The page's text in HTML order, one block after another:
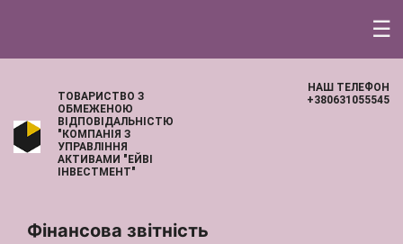
☰
ТОВАРИСТВО З
ОБМЕЖЕНОЮ
ВІДПОВІДАЛЬНІСТЮ
"КОМПАНІЯ З
УПРАВЛІННЯ
АКТИВАМИ "ЕЙВІ
ІНВЕСТМЕНТ"
НАШ ТЕЛЕФОН
+380631055545
Фінансова звітність